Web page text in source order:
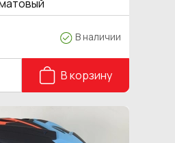
В наличии
В корзину